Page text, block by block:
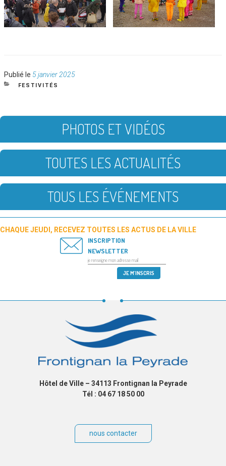
Publié le Publié
le
5 janvier 2025
CATÉGORIES
FESTIVITÉS
PHOTOS ET VIDÉOS
TOUTES LES ACTUALITÉS
TOUS LES ÉVÉNEMENTS
CHAQUE JEUDI, RECEVEZ TOUTES LES ACTUS DE LA VILLE
INSCRIPTION
NEWSLETTER
Hôtel de Ville – 34113 Frontignan la Peyrade
Tél : 04 67 18 50 00
nous contacter